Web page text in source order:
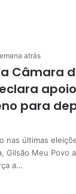
atrás
Câmara
para
nas últimas
Gilsão Meu Povo
a…